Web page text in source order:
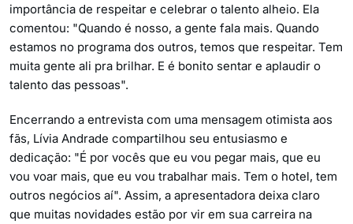
importância de respeitar e celebrar o talento alheio. Ela
comentou: "Quando é nosso, a gente fala mais. Quando
estamos no programa dos outros, temos que respeitar. Tem
muita gente ali pra brilhar. E é bonito sentar e aplaudir o
talento das pessoas".
Encerrando a entrevista com uma mensagem otimista aos
fãs, Lívia Andrade compartilhou seu entusiasmo e
dedicação: "É por vocês que eu vou pegar mais, que eu
vou voar mais, que eu vou trabalhar mais. Tem o hotel, tem
outros negócios aí". Assim, a apresentadora deixa claro
que muitas novidades estão por vir em sua carreira na